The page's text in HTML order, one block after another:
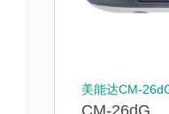
美能达CM-
CM-26dG